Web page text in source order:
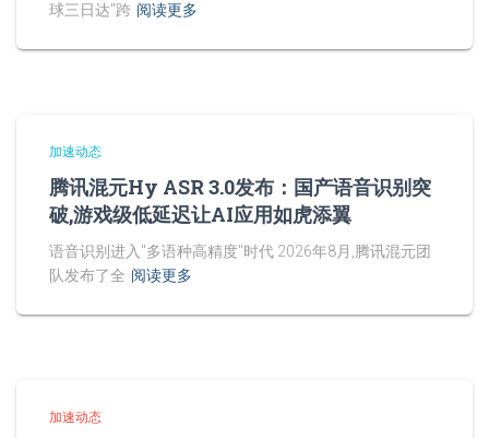
球三日达"跨 阅读更多
加速动态
腾讯混元Hy ASR 3.0发布：国产语音识别突
破,游戏级低延迟让AI应用如虎添翼
语音识别进入"多语种高精度"时代 2026年8月,腾讯混元团
队发布了全 阅读更多
加速动态